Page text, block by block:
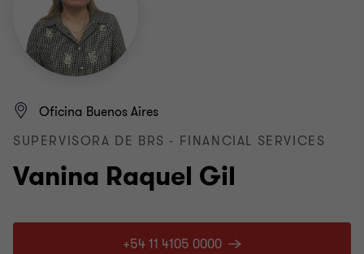
Vanina Raquel Gil
Oficina Buenos Aires
SUPERVISORA DE BRS - FINANCIAL SERVICES
+54 11 4105 0000